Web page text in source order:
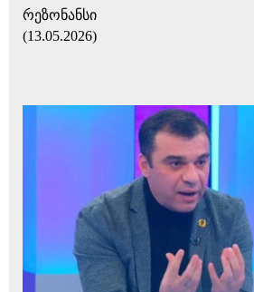
რეზონანსი
(13.05.2026)